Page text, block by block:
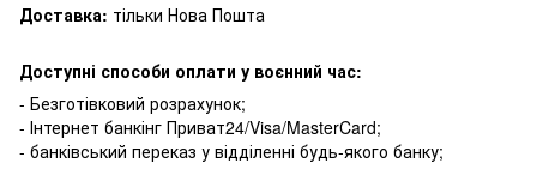
Доставка: тільки Нова Пошта
Доступні способи оплати у воєнний час:
- Безготівковий розрахунок;
- Інтернет банкінг Приват24/Visa/MasterCard;
- банківський переказ у відділенні будь-якого банку;